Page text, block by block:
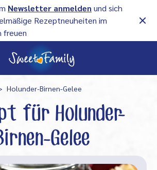
Newsletter anmelden und sich
Rezeptneuheiten im
freuen
Holunder-Birnen-Gelee
für Holunder-
Gelee